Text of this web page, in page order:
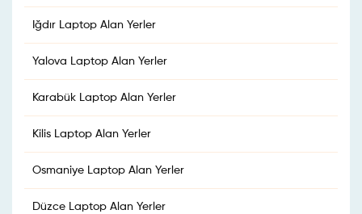
Iğdır Laptop Alan Yerler
Yalova Laptop Alan Yerler
Karabük Laptop Alan Yerler
Kilis Laptop Alan Yerler
Osmaniye Laptop Alan Yerler
Düzce Laptop Alan Yerler